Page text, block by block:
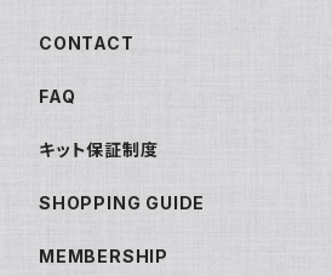
CONTACT
FAQ
キット保証制度
SHOPPING GUIDE
MEMBERSHIP